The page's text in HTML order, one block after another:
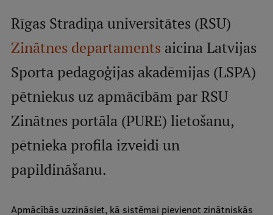
izvēlne
Undergraduate Programmes
Postgraduate Study Programmes
Doctoral Studies
Graduate Medical Training
Admissions
Your Start in Riga
Rīgas Stradiņa universitātes (RSU)
Zinātnes departamentsaicina Latvijas
Sporta pedagoģijas akadēmijas (LSPA)
pētniekus uz apmācībām par RSU
Zinātnes portāla (PURE) lietošanu,
pētnieka profila izveidi un
papildināšanu.
Apmācībās uzzināsiet, kā sistēmai pievienot zinātniskās